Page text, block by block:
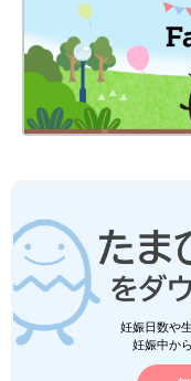
妊娠日数や
妊娠中か